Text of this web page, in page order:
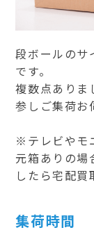
段ボールのサ
です。
複数点ありま
参しご集荷お
※テレビやモ
元箱ありの場
したら宅配買
集荷時間